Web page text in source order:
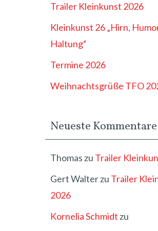
Trailer Kleinkunst 2026
Kleinkunst 26 „Hirn,
Haltung“
Termine 2026
Weihnachtsgrüße TFO
Neueste Kommentare
Thomas zu Trailer
Gert Walterzu Trailer
2026
Kornelia Schmidt zu